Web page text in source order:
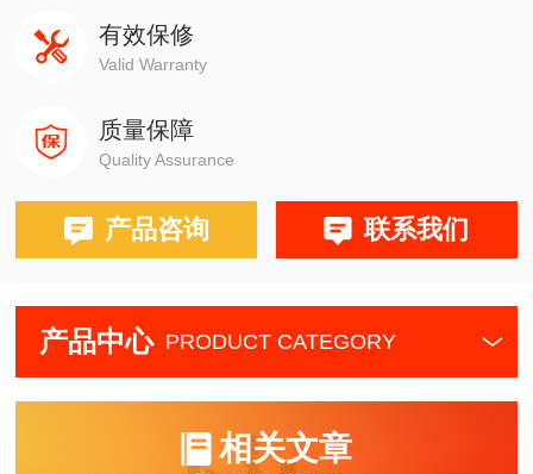
有效保修
Valid Warranty
质量保障
Quality Assurance
产品咨询 联系我们
产品中心 PRODUCT CATEGORY
相关文章